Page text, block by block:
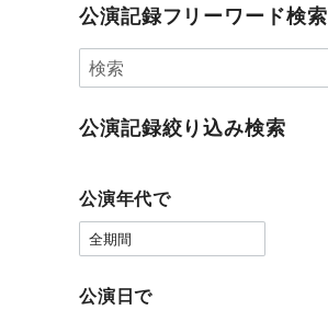
公演記録フリーワード検索
公演記録絞り込み検索
公演年代で
公演日で